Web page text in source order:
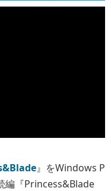
』をWindows P
編『Princess&Blade